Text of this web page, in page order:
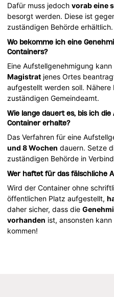
Dafür muss jedochvorab eine
besorgt werden. Diese ist
zuständigen Behörde erhältlich.
Wo bekomme ich eine
Containers?
Eine Aufstellgenehmigung kann
Magistrat jenes Ortes
aufgestellt werden soll.
zuständigen Gemeindeamt.
Wie lange dauert es, bis ich
Container erhalte?
Das Verfahren für eine
und 8 Wochen dauern. Setze
zuständigen Behörde in
Wer haftet für das fälschliche
Wird der Container ohne
öffentlichen Platz aufgestellt,
daher sicher, dass die
vorhanden ist, ansonsten
kommen!